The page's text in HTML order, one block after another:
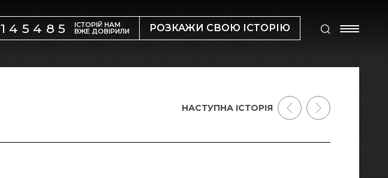
145485 ІСТОРІЙ НАМ
ВЖЕ ДОВІРИЛИ РОЗКАЖИ СВОЮ ІСТОРІЮ
НАСТУПНА ІСТОРІЯ